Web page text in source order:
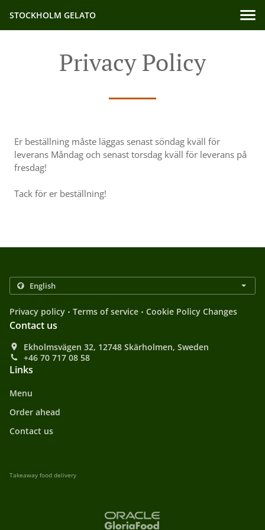
STOCKHOLM GELATO
Privacy Policy
Er beställning måste läggas senast söndag kväll för
leverans Måndag och senast torsdag kväll för leverans på
fresdag!
Tack för er beställning!
Privacy policy . Terms of service . Cookie Policy Changes
Contact us
Ekholmsvägen 32, 12748 Skärholmen, Sweden
+46 70 717 08 58
Links
Menu
Order ahead
Contact us
Takeaway food delivery